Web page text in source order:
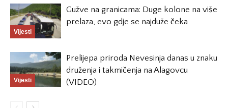
Vijesti
Gužve na granicama: Duge kolone na više
prelaza, evo gdje se najduže čeka
Vijesti
Prelijepa priroda Nevesinja danas u znaku
druženja i takmičenja na Alagovcu
(VIDEO)